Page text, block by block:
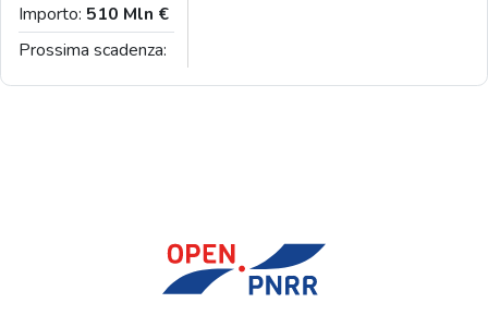
Importo: 510 Mln €
Prossima scadenza: